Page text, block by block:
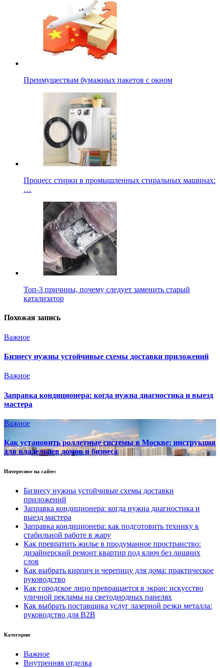
Преимуществам бумажных пакетов с окном
Процесс стирки в промышленных стиральных машинах:
…
Топ-3 причины, почему следует заменить старый
катализатор
Похожая запись
Важное
Бизнесу нужны устойчивые схемы доставки приложений
Важное
Заправка кондиционера: когда нужна диагностика и выезд
мастера
Важное
Как установить роллетные системы в Москве: инструкция
для владельцев домов и бизнеса
Интересное на сайте:
Бизнесу нужны устойчивые схемы доставки
приложений
Заправка кондиционера: когда нужна диагностика и
выезд мастера
Заправка кондиционера: как подготовить технику к
стабильной работе в жару
Как превратить жилье в продуманное пространство:
дизайнерский ремонт квартир под ключ без лишних
слов
Как выбрать кирпич и черепицу для дома: практическое
руководство
Как городское лицо превращается в экран: искусство
уличной рекламы на светодиодных панелях
Как выбрать поставщика услуг лазерной резки металла:
руководство для B2B
Категории
Важное
Внутренняя отделка